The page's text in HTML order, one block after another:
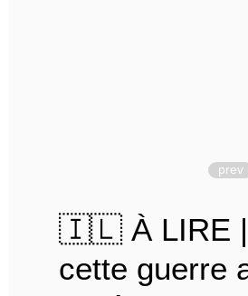
prev
🇮🇱 À LIRE |
cette guerre